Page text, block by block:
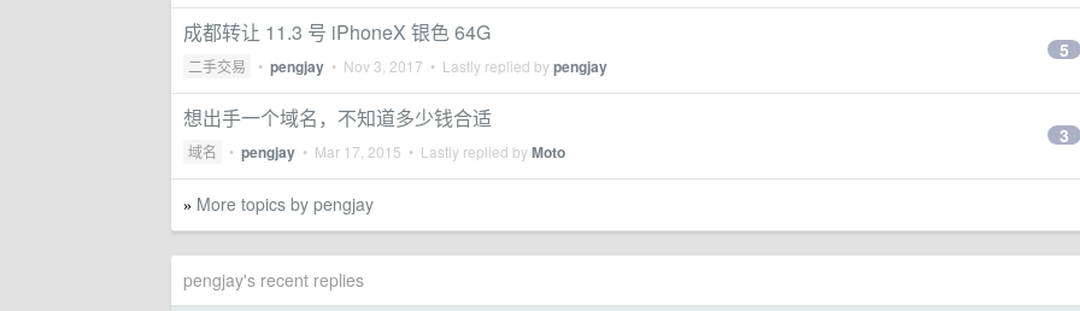
成都转让 11.3 号 iPhoneX 银色 64G
二手交易 • pengjay • Nov 3, 2017 • Lastly replied bypengjay
5
想出手一个域名，不知道多少钱合适
域名 • pengjay • Mar 17, 2015 • Lastly replied byMoto
3
» More topics by pengjay
pengjay's recent replies